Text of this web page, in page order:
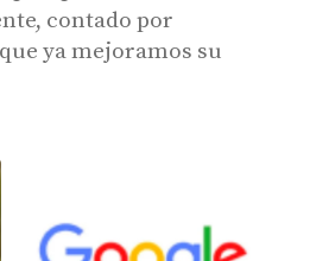
contado por
ya mejoramos su